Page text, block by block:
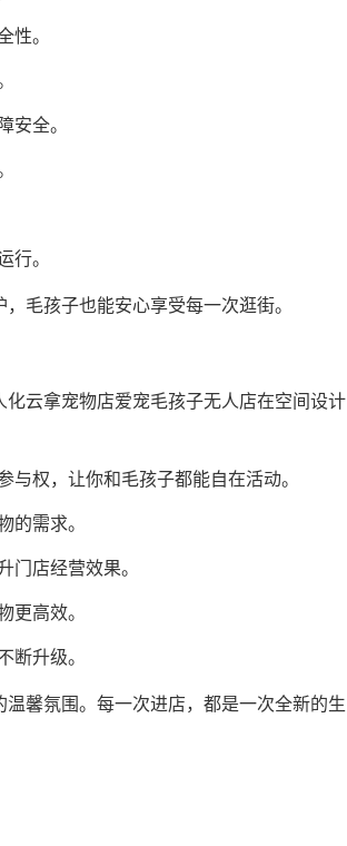
。
全。
。
毛孩子也能安心享受每一次逛街。
云拿宠物店爱宠毛孩子无人店在空间设计
权，让你和毛孩子都能自在活动。
需求。
店经营效果。
高效。
升级。
馨氛围。每一次进店，都是一次全新的生